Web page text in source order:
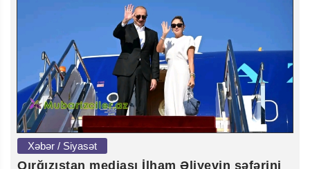
Xəbər / Siyasət
Qırğızıstan mediası İlham Əliyevin səfərini